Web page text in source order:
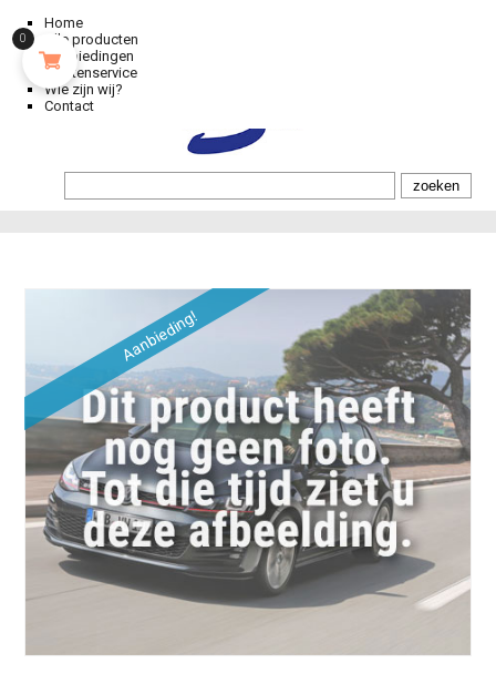
Home
Alle producten
Aanbiedingen
Klantenservice
Wie zijn wij?
Contact
Aanbieding!
0